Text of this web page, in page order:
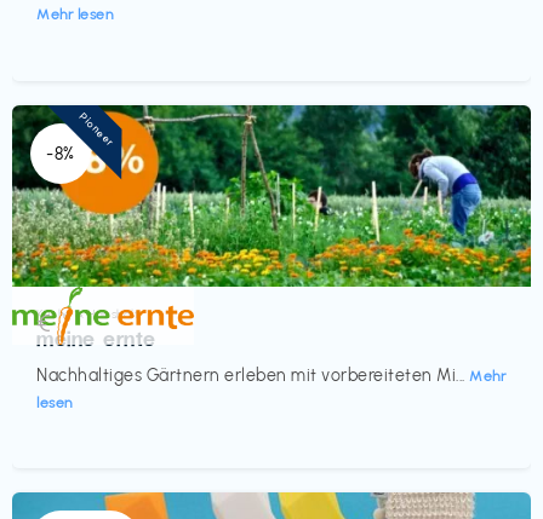
Mehr lesen
-8%
Küche & Haushalt
meine ernte
Nachhaltiges Gärtnern erleben mit vorbereiteten Mi... Mehr
lesen
€‎
Pioneer